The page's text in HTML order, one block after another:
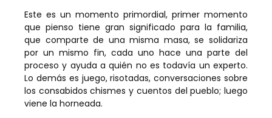
Este es un momento primordial, primer momento
que pienso tiene gran significado para la familia,
que comparte de una misma masa, se solidariza
por un mismo fin, cada uno hace una parte del
proceso y ayuda a quién no es todavía un experto.
Lo demás es juego, risotadas, conversaciones sobre
los consabidos chismes y cuentos del pueblo; luego
viene la horneada.